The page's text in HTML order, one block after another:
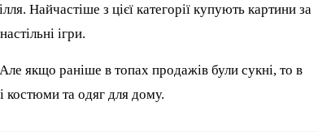
Найчастіше з цієї категорії купують картини за
ігри.
якщо раніше в топах продажів були сукні, то в
костюми та одяг для дому.